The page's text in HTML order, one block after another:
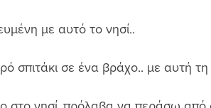
με αυτό το νησί..
σπιτάκι σε ένα βράχο.. με αυτή